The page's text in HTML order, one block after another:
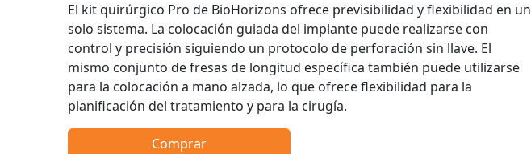
El kit quirúrgico Pro de BioHorizons ofrece previsibilidad y flexibilidad en un
solo sistema. La colocación guiada del implante puede realizarse con
control y precisión siguiendo un protocolo de perforación sin llave. El
mismo conjunto de fresas de longitud específica también puede utilizarse
para la colocación a mano alzada, lo que ofrece flexibilidad para la
planificación del tratamiento y para la cirugía.
Comprar